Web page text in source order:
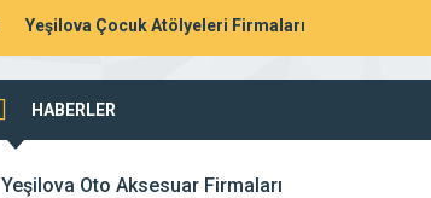
Yeşilova Çocuk Atölyeleri Firmaları
HABERLER
Yeşilova Oto Aksesuar Firmaları